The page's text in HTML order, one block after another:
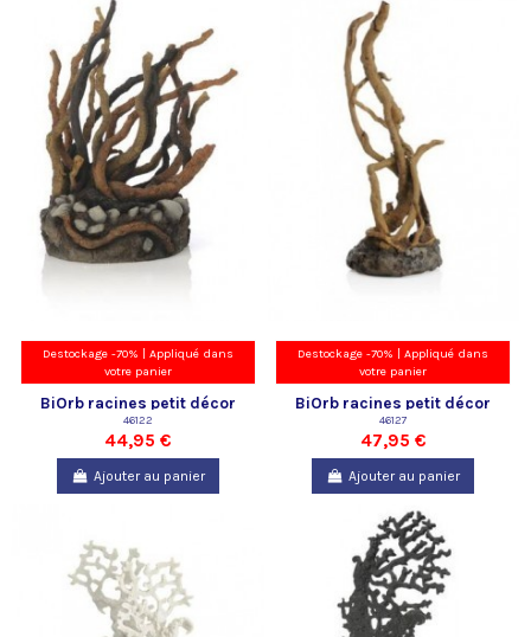
Destockage -70% | Appliqué dans
votre panier
BiOrb racines petit décor
Oase
46122
44,95 €
Ajouter au panier
Destockage -70% | Appliqué dans
votre panier
BiOrb racines petit décor
Oase
46127
47,95 €
Ajouter au panier